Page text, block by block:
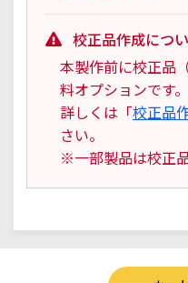
校正品作成につ
本製作前に校正品
料オプションです。
詳しくは「校正品
さい。
※一部製品は校正